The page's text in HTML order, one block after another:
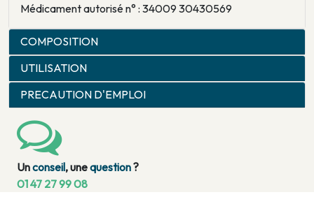
Médicament autorisé n° : 34009 30430569
COMPOSITION
UTILISATION
PRECAUTION D'EMPLOI
Unconseil, unequestion?
01 47 27 99 08